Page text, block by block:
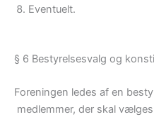
Eventuelt.
§ 6 Bestyrelsesvalg og
Foreningen ledes af en
medlemmer, der skal